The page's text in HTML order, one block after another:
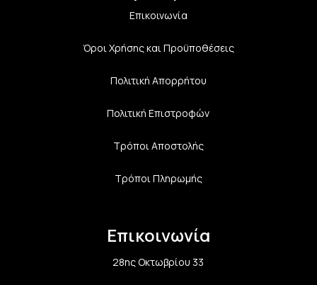
Επικοινωνία
Όροι Χρήσης και Προϋποθέσεις
Πολιτική Aπορρήτου
Πολιτική Επιστροφών
Τρόποι Αποστολής
Τρόποι Πληρωμής
Επικοινωνία
28ης Οκτωβρίου 33